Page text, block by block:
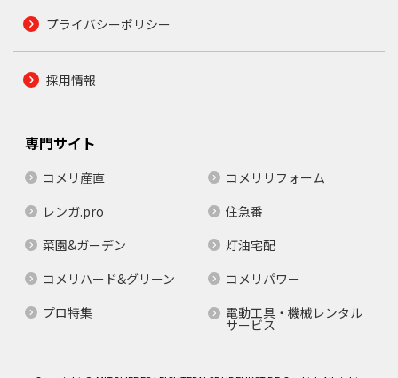
プライバシーポリシー
採用情報
専門サイト
コメリ産直
コメリリフォーム
レンガ.pro
住急番
菜園&ガーデン
灯油宅配
コメリハード&グリーン
コメリパワー
プロ特集
電動工具・機械レンタル
サービス